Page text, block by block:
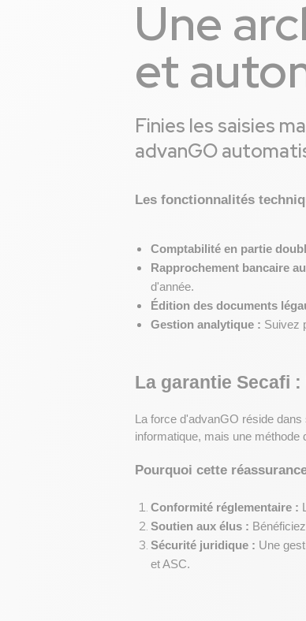
Une
et
Finies les saisies
advanGO
Les fonctionnalités
Comptabilité en partie
Rapprochement bancaire
d'année.
Édition des documents
Gestion analytique : Suivez
La garantie Secafi
La force d'advanGO réside
informatique, mais une
Pourquoi cette
Conformité réglementaire :
Soutien aux élus :
Sécurité juridique : Une
et ASC.